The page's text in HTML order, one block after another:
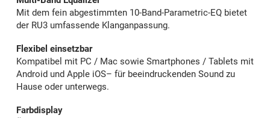
Mit dem fein abgestimmten 10-Band-Parametric-EQ bietet
der RU3 umfassende Klanganpassung.
Flexibel einsetzbar
Kompatibel mit PC / Mac sowie Smartphones / Tablets mit
Android und Apple iOS– für beeindruckenden Sound zu
Hause oder unterwegs.
Farbdisplay